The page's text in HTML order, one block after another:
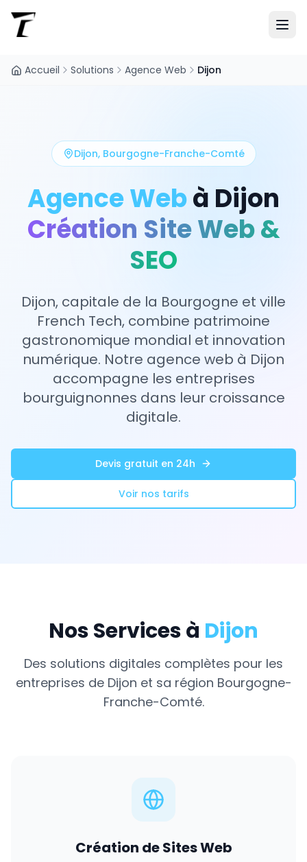
Accueil Solutions Agence Web Dijon
Dijon, Bourgogne-Franche-Comté
Agence Webà Dijon
Création Site Web &
SEO
Dijon, capitale de la Bourgogne et ville
French Tech, combine patrimoine
gastronomique mondial et innovation
numérique. Notre agence web à Dijon
accompagne les entreprises
bourguignonnes dans leur croissance
digitale.
Devis gratuit en 24h
Voir nos tarifs
Nos Services à Dijon
Des solutions digitales complètes pour les
entreprises de Dijon et sa région Bourgogne-
Franche-Comté.
Création de Sites Web